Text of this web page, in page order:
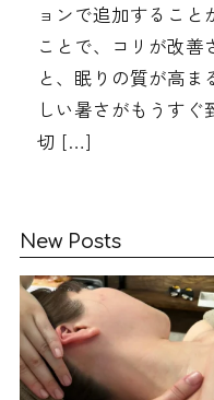
ョンで追加すること
ことで、コリが改善
と、眠りの質が高
しい暑さがもうすぐ
切 […]
New Posts